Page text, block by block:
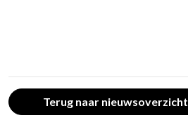
Terug naar nieuwsoverzicht